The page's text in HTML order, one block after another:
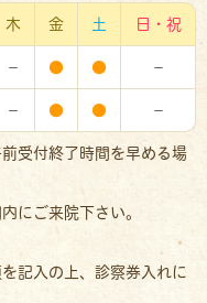
木 金 土 日・祝
－ ● ● －
－ ● ● －
受付終了時間を早める場
にご来院下さい。
記入の上、診察券入れに